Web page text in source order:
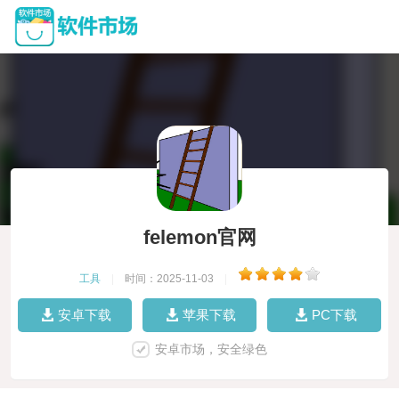
felemon官网
工具 时间：2025-11-03
安卓下载 苹果下载 PC下载
安卓市场，安全绿色